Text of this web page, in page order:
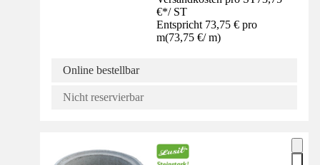
€*/ ST
Entspricht 73,75 € pro
m(73,75 €/ m)
Online bestellbar
Nicht reservierbar